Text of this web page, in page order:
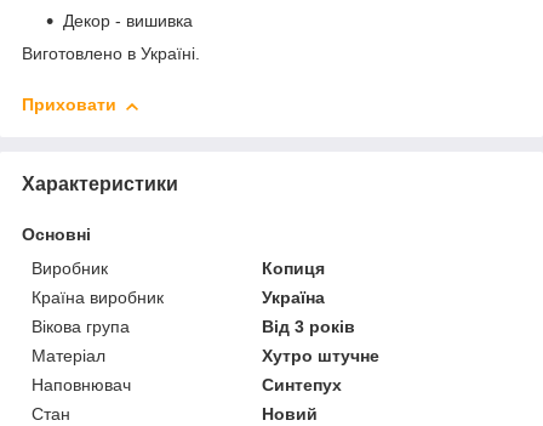
Декор - вишивка
Виготовлено в Україні.
Приховати
Характеристики
Основні
Виробник
Копиця
Країна виробник
Україна
Вікова група
Від 3 років
Матеріал
Хутро штучне
Наповнювач
Синтепух
Стан
Новий